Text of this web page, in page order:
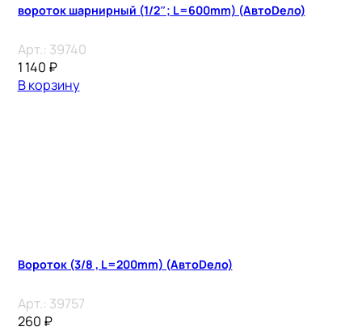
вороток шарнирный (1/2″; L=600mm) (АвтоDело)
Арт.: 39740
1 140 ₽
В корзину
Вороток (3/8 , L=200mm) (АвтоDело)
Арт.: 39757
260 ₽